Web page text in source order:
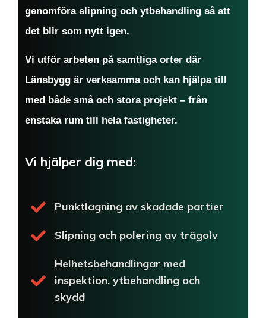
genomföra slipning och ytbehandling så att
det blir som nytt igen.
Vi utför arbeten på samtliga orter där
Länsbygg är verksamma och kan hjälpa till
med både små och stora projekt – från
enstaka rum till hela fastigheter.
Vi hjälper dig med:
Punktlagning av skadade partier
Slipning och polering av trägolv
Helhetsbehandlingar med
inspektion, ytbehandling och
skydd